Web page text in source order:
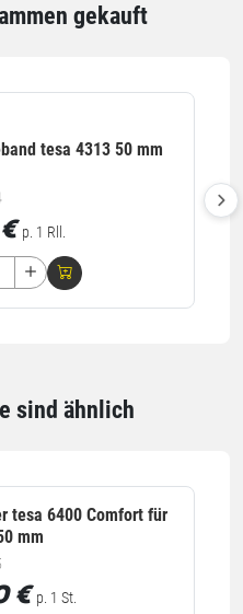
gekauft
tesa 4313 50 mm
€ p. 1 Rll.
sind ähnlich
tesa 6400 Comfort für
mm
€ p. 1 St.